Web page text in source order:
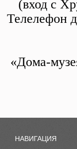
(вход с
Телелефон
«Дома-
НАВИГАЦИЯ